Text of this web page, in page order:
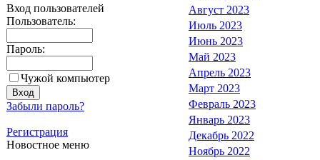
Вход пользователей
Пользователь:
Пароль:
Чужой компьютер
Забыли пароль?
Регистрация
Новостное меню
Август 2023
Июль 2023
Июнь 2023
Май 2023
Апрель 2023
Март 2023
Февраль 2023
Январь 2023
Декабрь 2022
Ноябрь 2022